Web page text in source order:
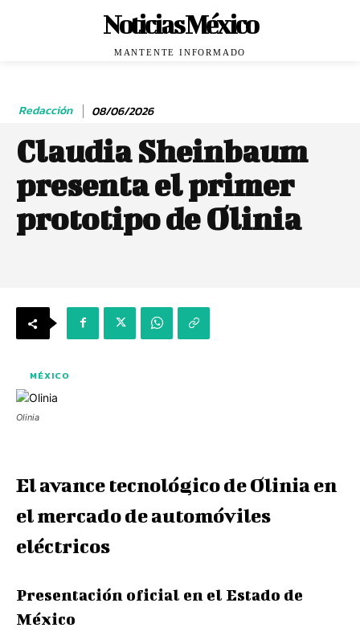
Noticias México
MANTENTE INFORMADO
Redacción 08/06/2026
Claudia Sheinbaum
presenta el primer
prototipo de Olinia
MÉXICO
Olinia
El avance tecnológico de Olinia en
el mercado de automóviles
eléctricos
Presentación oficial en el Estado de
México